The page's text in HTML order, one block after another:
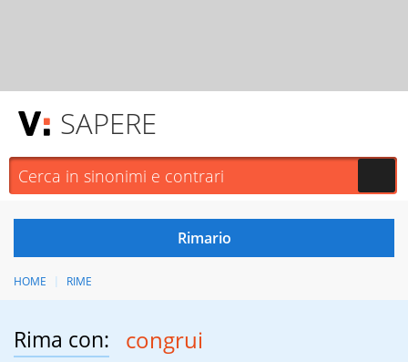
SAPERE
HOME RIME
Rima con: congrui